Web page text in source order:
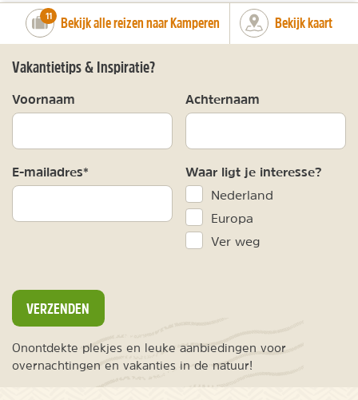
number_of_trips:
11 Bekijk alle reizen naar Kamperen Bekijk kaart
Vakantietips & Inspiratie?
Voornaam Achternaam
E-mailadres* Waar ligt je interesse?
Nederland
Europa
Ver weg
VERZENDEN
Onontdekte plekjes en leuke aanbiedingen voor
overnachtingen en vakanties in de natuur!